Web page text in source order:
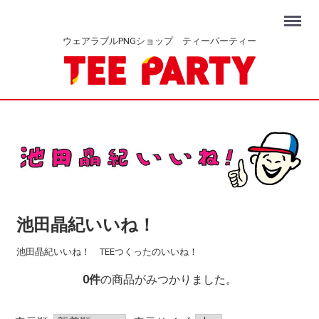
ウェアラブルPNGショップ ティーパーティー
Menu
池田晶紀いいね！
池田晶紀いいね！ TEEつくったのいいね！
0件の商品がみつかりました。